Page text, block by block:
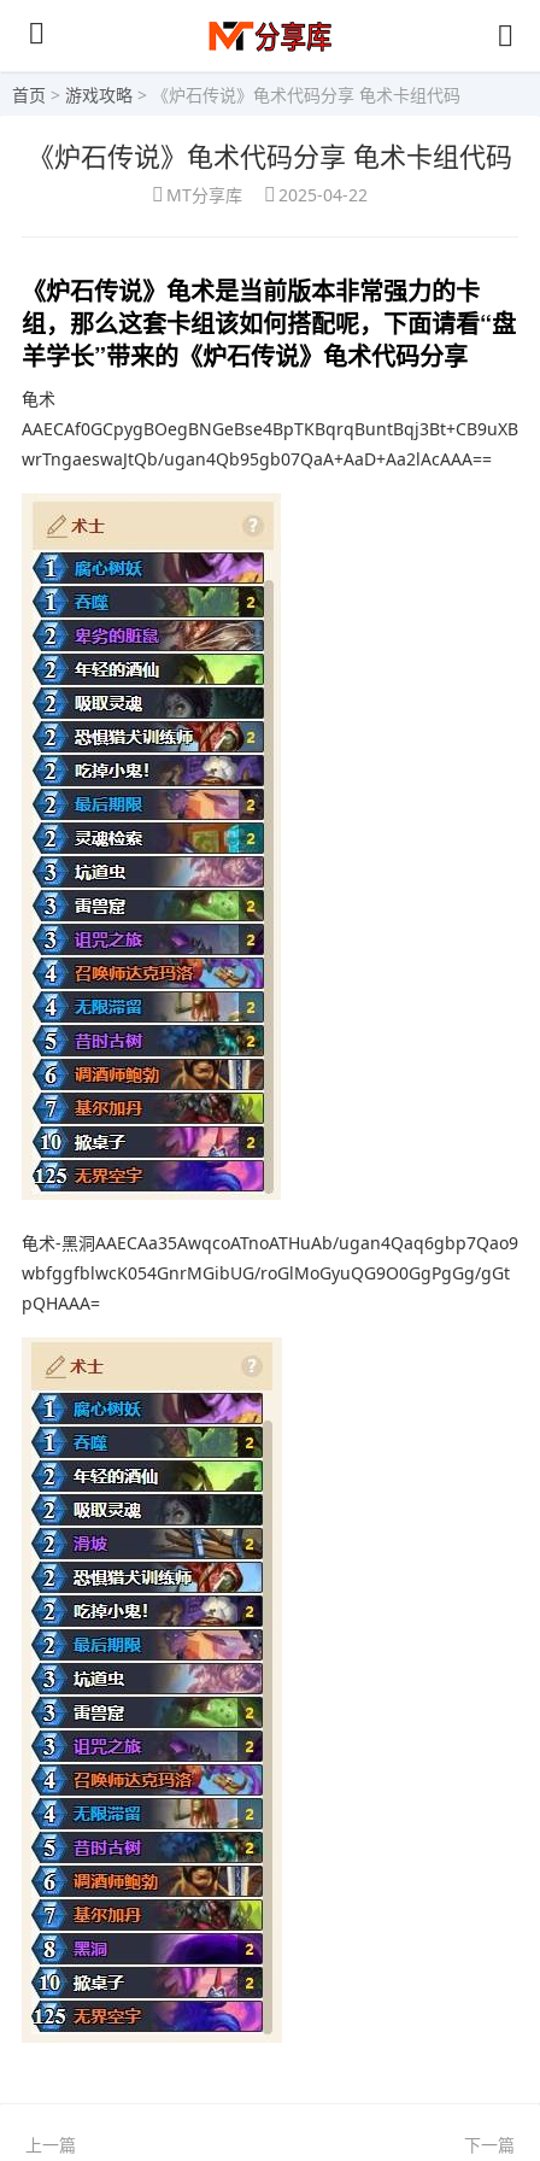
首页 > 游戏攻略 > 《炉石传说》龟术代码分享 龟术卡组代码
《炉石传说》龟术代码分享 龟术卡组代码
MT分享库 2025-04-22
《炉石传说》龟术是当前版本非常强力的卡
组，那么这套卡组该如何搭配呢，下面请看“盘
羊学长”带来的《炉石传说》龟术代码分享
龟术
AAECAf0GCpygBOegBNGeBse4BpTKBqrqBuntBqj3Bt+CB9uXB
wrTngaeswaJtQb/ugan4Qb95gb07QaA+AaD+Aa2lAcAAA==
龟术-黑洞AAECAa35AwqcoATnoATHuAb/ugan4Qaq6gbp7Qao9
wbfggfblwcK054GnrMGibUG/roGlMoGyuQG9O0GgPgGg/gGt
pQHAAA=
上一篇 下一篇